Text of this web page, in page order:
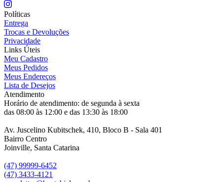
Políticas
Entrega
Trocas e Devoluções
Privacidade
Links Úteis
Meu Cadastro
Meus Pedidos
Meus Endereços
Lista de Desejos
Atendimento
Horário de atendimento: de segunda à sexta
das 08:00 às 12:00 e das 13:30 às 18:00
Av. Juscelino Kubitschek, 410, Bloco B - Sala 401
Bairro Centro
Joinville, Santa Catarina
(47) 99999-6452
(47) 3433-4121